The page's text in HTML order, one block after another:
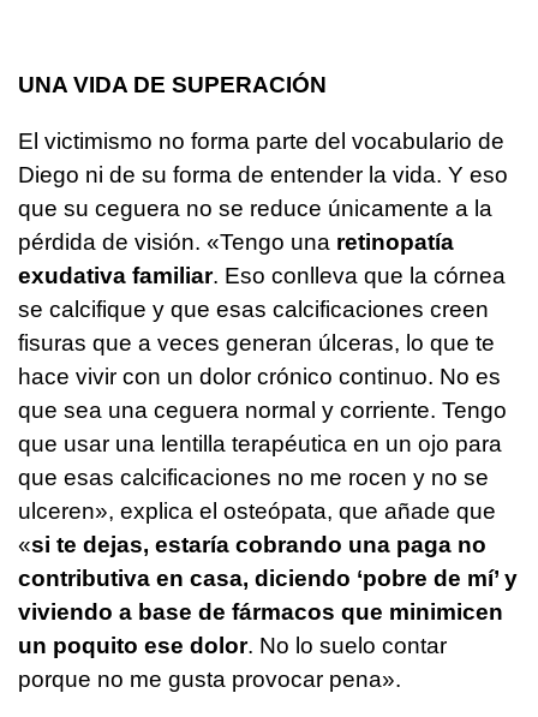
UNA VIDA DE SUPERACIÓN
El victimismo no forma parte del vocabulario de
Diego ni de su forma de entender la vida. Y eso
que su ceguera no se reduce únicamente a la
pérdida de visión. «Tengo una retinopatía
exudativa familiar. Eso conlleva que la córnea
se calcifique y que esas calcificaciones creen
fisuras que a veces generan úlceras, lo que te
hace vivir con un dolor crónico continuo. No es
que sea una ceguera normal y corriente. Tengo
que usar una lentilla terapéutica en un ojo para
que esas calcificaciones no me rocen y no se
ulceren», explica el osteópata, que añade que
«si te dejas, estaría cobrando una paga no
contributiva en casa, diciendo ‘pobre de mí’ y
viviendo a base de fármacos que minimicen
un poquito ese dolor. No lo suelo contar
porque no me gusta provocar pena».